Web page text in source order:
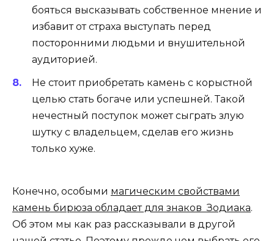
бояться высказывать собственное мнение и
избавит от страха выступать перед
посторонними людьми и внушительной
аудиторией.
Не стоит приобретать камень с корыстной
целью стать богаче или успешней. Такой
нечестный поступок может сыграть злую
шутку с владельцем, сделав его жизнь
только хуже.
Конечно, особыми магическим свойствами
камень бирюза обладает для знаков Зодиака.
Об этом мы как раз рассказывали в другой